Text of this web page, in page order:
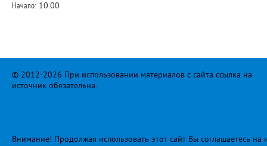
Начало: 10.00
© 2012-2026 При использовании материалов с сайта ссылка на
источник обязательна.
Внимание! Продолжая использовать этот сайт Вы соглашаетесь